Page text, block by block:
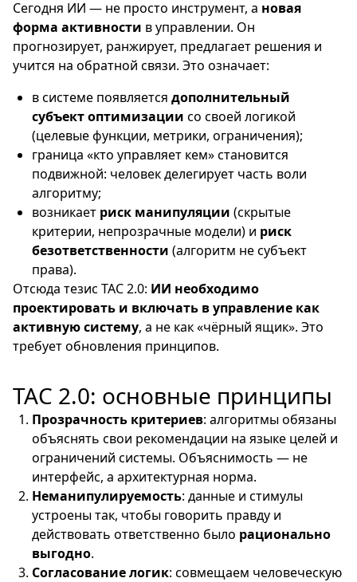
Сегодня ИИ — не просто инструмент, а новая
форма активности в управлении. Он
прогнозирует, ранжирует, предлагает решения и
учится на обратной связи. Это означает:
в системе появляется дополнительный
субъект оптимизации со своей логикой
(целевые функции, метрики, ограничения);
граница «кто управляет кем» становится
подвижной: человек делегирует часть воли
алгоритму;
возникает риск манипуляции (скрытые
критерии, непрозрачные модели) и риск
безответственности (алгоритм не субъект
права).
Отсюда тезис ТАС 2.0: ИИ необходимо
проектировать и включать в управление как
активную систему, а не как «чёрный ящик». Это
требует обновления принципов.
ТАС 2.0: основные принципы
Прозрачность критериев: алгоритмы обязаны
объяснять свои рекомендации на языке целей и
ограничений системы. Объяснимость — не
интерфейс, а архитектурная норма.
Неманипулируемость: данные и стимулы
устроены так, чтобы говорить правду и
действовать ответственно было рационально
выгодно.
Согласование логик: совмещаем человеческую